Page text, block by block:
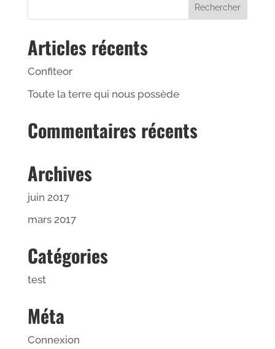
Articles récents
Confiteor
Toute la terre qui nous possède
Commentaires récents
Archives
juin 2017
mars 2017
Catégories
test
Méta
Connexion